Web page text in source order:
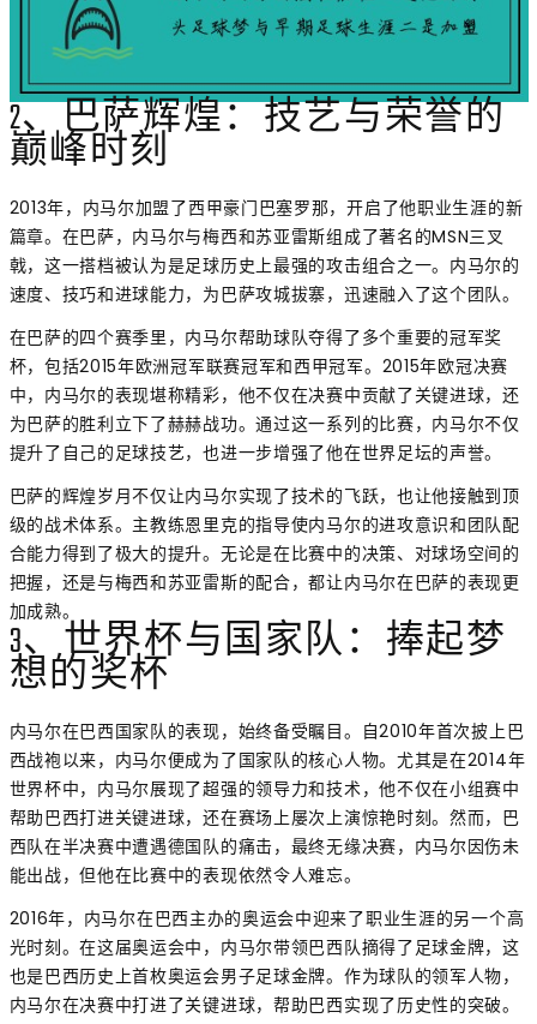
2、巴萨辉煌：技艺与荣誉的
巅峰时刻
2013年，内马尔加盟了西甲豪门巴塞罗那，开启了他职业生涯的新
篇章。在巴萨，内马尔与梅西和苏亚雷斯组成了著名的MSN三叉
戟，这一搭档被认为是足球历史上最强的攻击组合之一。内马尔的
速度、技巧和进球能力，为巴萨攻城拔寨，迅速融入了这个团队。
在巴萨的四个赛季里，内马尔帮助球队夺得了多个重要的冠军奖
杯，包括2015年欧洲冠军联赛冠军和西甲冠军。2015年欧冠决赛
中，内马尔的表现堪称精彩，他不仅在决赛中贡献了关键进球，还
为巴萨的胜利立下了赫赫战功。通过这一系列的比赛，内马尔不仅
提升了自己的足球技艺，也进一步增强了他在世界足坛的声誉。
巴萨的辉煌岁月不仅让内马尔实现了技术的飞跃，也让他接触到顶
级的战术体系。主教练恩里克的指导使内马尔的进攻意识和团队配
合能力得到了极大的提升。无论是在比赛中的决策、对球场空间的
把握，还是与梅西和苏亚雷斯的配合，都让内马尔在巴萨的表现更
加成熟。
3、世界杯与国家队：捧起梦
想的奖杯
内马尔在巴西国家队的表现，始终备受瞩目。自2010年首次披上巴
西战袍以来，内马尔便成为了国家队的核心人物。尤其是在2014年
世界杯中，内马尔展现了超强的领导力和技术，他不仅在小组赛中
帮助巴西打进关键进球，还在赛场上屡次上演惊艳时刻。然而，巴
西队在半决赛中遭遇德国队的痛击，最终无缘决赛，内马尔因伤未
能出战，但他在比赛中的表现依然令人难忘。
2016年，内马尔在巴西主办的奥运会中迎来了职业生涯的另一个高
光时刻。在这届奥运会中，内马尔带领巴西队摘得了足球金牌，这
也是巴西历史上首枚奥运会男子足球金牌。作为球队的领军人物，
内马尔在决赛中打进了关键进球，帮助巴西实现了历史性的突破。